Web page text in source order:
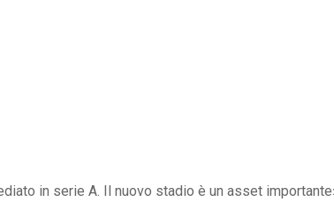
in serie A. Il nuovo stadio è un asset